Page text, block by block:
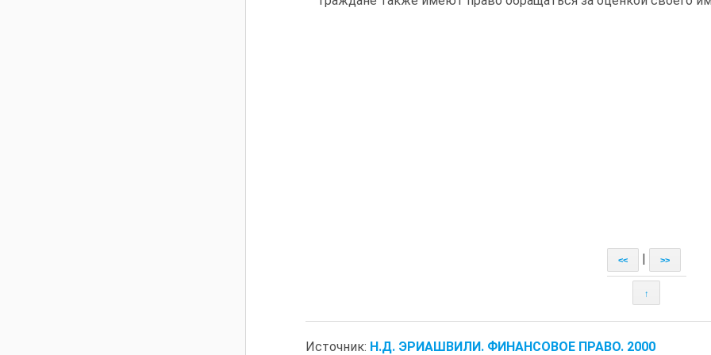
<< >>
↑
Источник: Н.Д. ЭРИАШВИЛИ. ФИНАНСОВОЕ ПРАВО. 2000